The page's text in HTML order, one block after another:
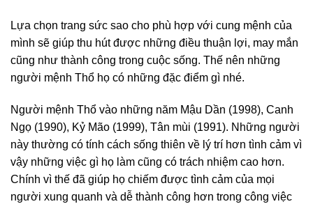
Lựa chọn trang sức sao cho phù hợp với cung mệnh của
mình sẽ giúp thu hút được những điều thuận lợi, may mắn
cũng như thành công trong cuộc sống. Thế nên những
người mệnh Thổ họ có những đặc điểm gì nhé.
Người mệnh Thổ vào những năm Mậu Dần (1998), Canh
Ngọ (1990), Kỷ Mão (1999), Tân mùi (1991). Những người
này thường có tính cách sống thiên về lý trí hơn tình cảm vì
vậy những việc gì họ làm cũng có trách nhiệm cao hơn.
Chính vì thế đã giúp họ chiếm được tình cảm của mọi
người xung quanh và dễ thành công hơn trong công việc